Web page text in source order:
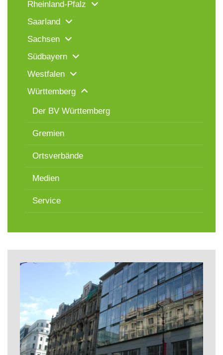
Rheinland-Pfalz
Saarland
Sachsen
Südbayern
Westfalen
Württemberg
Der BV Württemberg
Gremien
Ortsverbände
Medien
Service